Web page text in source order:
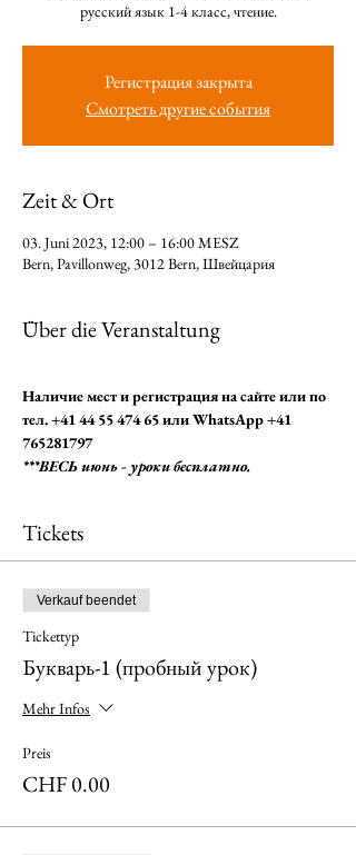
русский язык 1-4 класс, чтение.
Регистрация закрыта
Смотреть другие события
Zeit & Ort
03. Juni 2023, 12:00 – 16:00 MESZ
Bern, Pavillonweg, 3012 Bern, Швейцария
Über die Veranstaltung
Наличие мест и регистрация на сайте или по
тел. +41 44 55 474 65 или WhatsApp +41
765281797
***ВЕСЬ июнь - уроки бесплатно.
Tickets
Verkauf beendet
Tickettyp
Букварь-1 (пробный урок)
Mehr Infos
Preis
CHF 0.00